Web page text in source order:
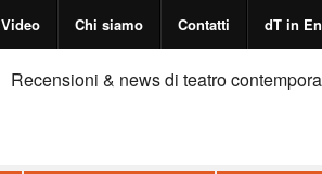
Video Chi siamo Contatti dT in
Recensioni & news di teatro